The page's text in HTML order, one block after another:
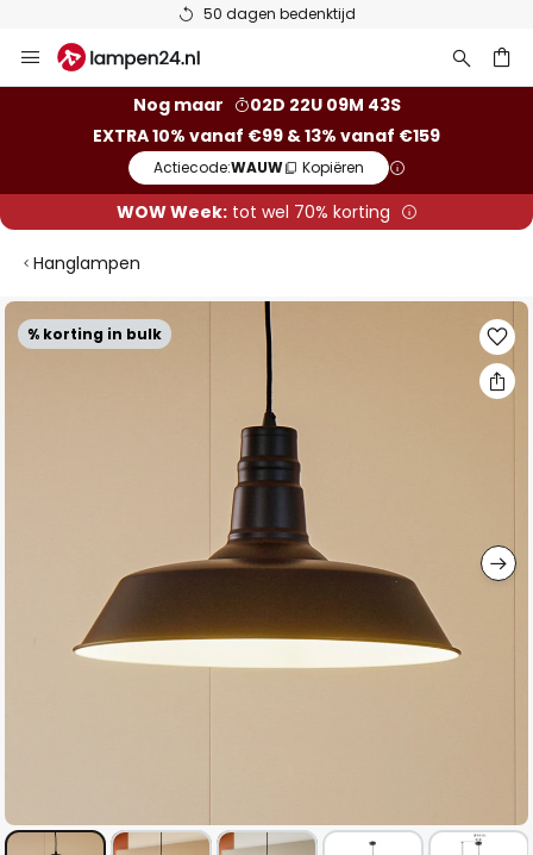
50 dagen bedenktijd
naar
Nog maar
02D 22U 09M 43S
EXTRA 10% vanaf €99 & 13% vanaf €159
Actiecode:WAUW Kopiëren
WOW Week:tot wel 70% korting
Hanglampen
% korting in bulk
Ga
naar